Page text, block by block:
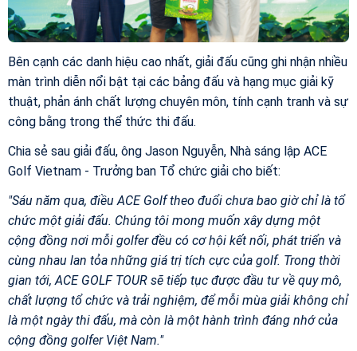
Bên cạnh các danh hiệu cao nhất, giải đấu cũng ghi nhận nhiều
màn trình diễn nổi bật tại các bảng đấu và hạng mục giải kỹ
thuật, phản ánh chất lượng chuyên môn, tính cạnh tranh và sự
công bằng trong thể thức thi đấu.
Chia sẻ sau giải đấu, ông Jason Nguyễn, Nhà sáng lập ACE
Golf Vietnam - Trưởng ban Tổ chức giải cho biết:
"Sáu năm qua, điều ACE Golf theo đuổi chưa bao giờ chỉ là tổ
chức một giải đấu. Chúng tôi mong muốn xây dựng một
cộng đồng nơi mỗi golfer đều có cơ hội kết nối, phát triển và
cùng nhau lan tỏa những giá trị tích cực của golf. Trong thời
gian tới, ACE GOLF TOUR sẽ tiếp tục được đầu tư về quy mô,
chất lượng tổ chức và trải nghiệm, để mỗi mùa giải không chỉ
là một ngày thi đấu, mà còn là một hành trình đáng nhớ của
cộng đồng golfer Việt Nam."